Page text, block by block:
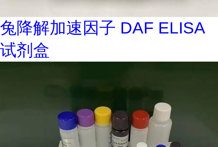
兔降解加速因子 DAF ELISA
试剂盒